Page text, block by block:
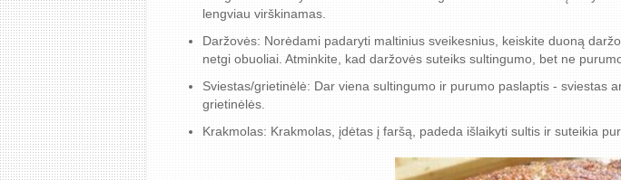
lengviau virškinamas.
Daržovės: Norėdami padaryti maltinius sveikesnius, keiskite duoną
netgi obuoliai. Atminkite, kad daržovės suteiks sultingumo, bet ne
Sviestas/grietinėlė: Dar viena sultingumo ir purumo paslaptis - sviestas
grietinėlės.
Krakmolas: Krakmolas, įdėtas į faršą, padeda išlaikyti sultis ir suteikia